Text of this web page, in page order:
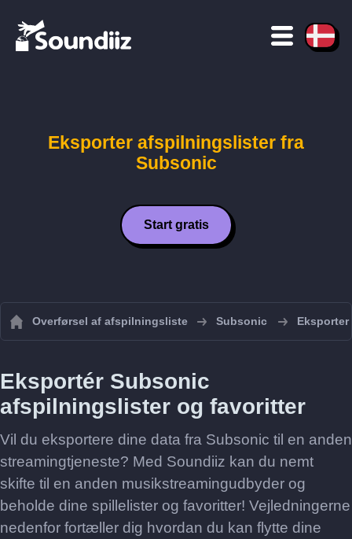
Eksporter afspilningslister fra
Subsonic
Start gratis
Overførsel af afspilningsliste Subsonic
Eksportér Subsonic
afspilningslister og favoritter
Vil du eksportere dine data fra Subsonic til en anden
streamingtjeneste? Med Soundiiz kan du nemt
skifte til en anden musikstreamingudbyder og
beholde dine spillelister og favoritter! Vejledningerne
nedenfor fortæller dig hvordan du kan flytte dine